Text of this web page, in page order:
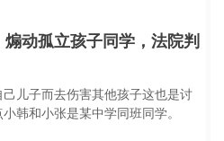
动孤立孩子同学，法院判
儿子而去伤害其他孩子这也是讨
韩和小张是某中学同班同学。